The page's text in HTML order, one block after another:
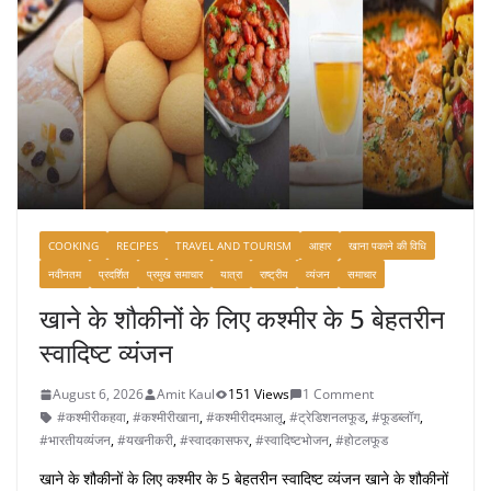
COOKING RECIPES TRAVEL AND TOURISM आहार
खाना पकाने की विधि
नवीनतम
प्रदर्शित प्रमुख समाचार यात्रा राष्ट्रीय व्यंजन समाचार
खाने के शौकीनों के लिए कश्मीर के 5 बेहतरीन
स्वादिष्ट व्यंजन
August 6, 2026 Amit Kaul 151 Views
1 Comment
#कश्मीरीकहवा,#कश्मीरीखाना,#कश्मीरीदमआलू,#ट्रेडिशनलफूड,#फूडब्लॉग,
#भारतीयव्यंजन,#यखनीकरी,#स्वादकासफर,#स्वादिष्टभोजन,#होटलफूड
खाने के शौकीनों के लिए कश्मीर के 5 बेहतरीन स्वादिष्ट व्यंजन खाने के शौकीनों